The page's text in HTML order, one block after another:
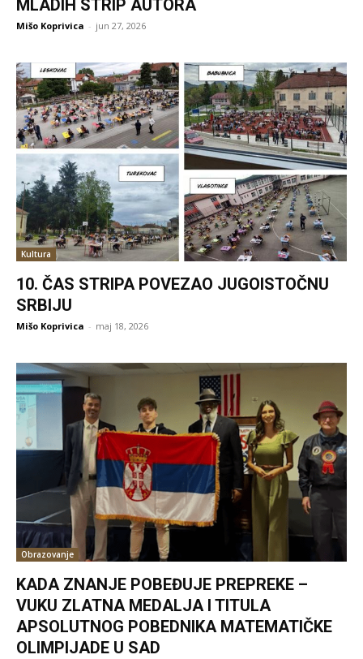
MLADIH STRIP AUTORA
Mišo Koprivica - jun 27, 2026
Kultura
10. ČAS STRIPA POVEZAO JUGOISTOČNU
SRBIJU
Mišo Koprivica - maj 18, 2026
Obrazovanje
KADA ZNANJE POBEĐUJE PREPREKE –
VUKU ZLATNA MEDALJA I TITULA
APSOLUTNOG POBEDNIKA MATEMATIČKE
OLIMPIJADE U SAD